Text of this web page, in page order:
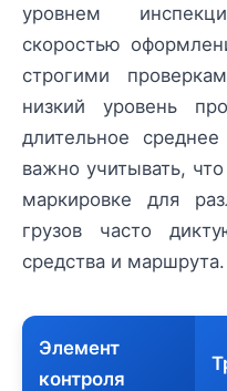
уровнем
скоростью
строгими
низкий уровень
длительное
важно учитывать,
маркировке для
грузов часто
средства и маршрута.
Элемент
контроля